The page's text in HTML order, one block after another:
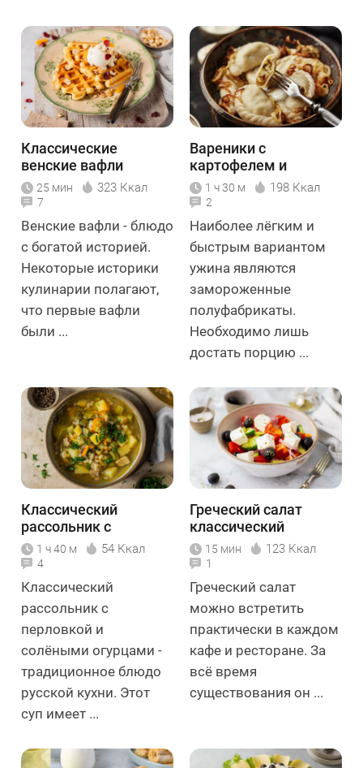
Классические
венские вафли
25 мин 323 Ккал
7
Венские вафли - блюдо
с богатой историей.
Некоторые историки
кулинарии полагают,
что первые вафли
были ...
Вареники с
картофелем и
грибами
1 ч 30 м 198 Ккал
2
Наиболее лёгким и
быстрым вариантом
ужина являются
замороженные
полуфабрикаты.
Необходимо лишь
достать порцию ...
Классический
рассольник с
перловкой и
солёными огурцами
1 ч 40 м 54 Ккал
4
Классический
рассольник с
перловкой и
солёными огурцами -
традиционное блюдо
русской кухни. Этот
суп имеет ...
Греческий салат
классический
15 мин 123 Ккал
1
Греческий салат
можно встретить
практически в каждом
кафе и ресторане. За
всё время
существования он ...